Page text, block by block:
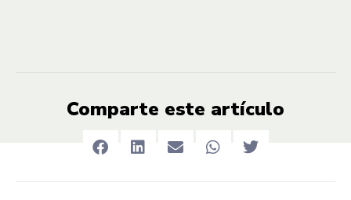
Comparte este artículo